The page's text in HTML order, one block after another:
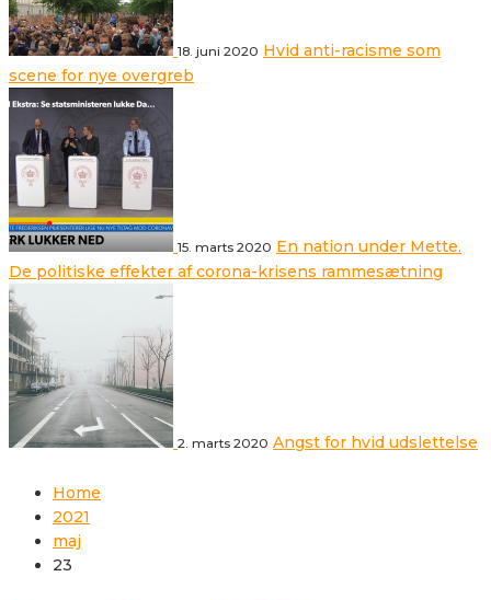
18. juni 2020 Hvid anti-racisme som
scene for nye overgreb
15. marts 2020 En nation under Mette.
De politiske effekter af corona-krisens rammesætning
2. marts 2020 Angst for hvid udslettelse
Home
2021
maj
23